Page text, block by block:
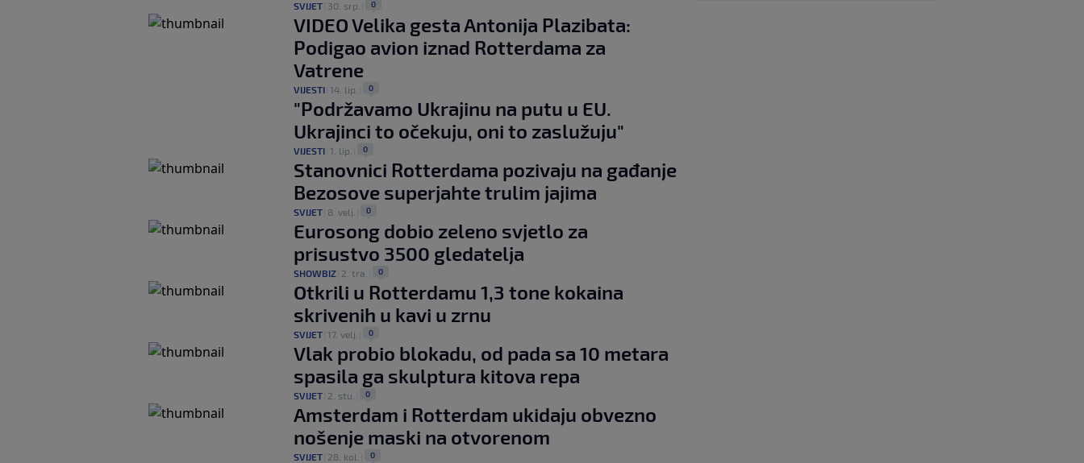
SVIJET 30. srp. 0
VIDEO Velika gesta Antonija Plazibata:
Podigao avion iznad Rotterdama za
Vatrene
VIJESTI 14. lip. 0
"Podržavamo Ukrajinu na putu u EU.
Ukrajinci to očekuju, oni to zaslužuju"
VIJESTI 1. lip. 0
Stanovnici Rotterdama pozivaju na gađanje
Bezosove superjahte trulim jajima
SVIJET 8. velj. 0
Eurosong dobio zeleno svjetlo za
prisustvo 3500 gledatelja
SHOWBIZ 2. tra. 0
Otkrili u Rotterdamu 1,3 tone kokaina
skrivenih u kavi u zrnu
SVIJET 17. velj. 0
Vlak probio blokadu, od pada sa 10 metara
spasila ga skulptura kitova repa
SVIJET 2. stu. 0
Amsterdam i Rotterdam ukidaju obvezno
nošenje maski na otvorenom
SVIJET 28. kol. 0